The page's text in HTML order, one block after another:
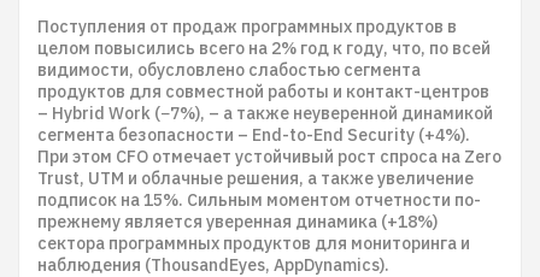
Поступления от продаж программных продуктов в
целом повысились всего на 2% год к году, что, по всей
видимости, обусловлено слабостью сегмента
продуктов для совместной работы и контакт-центров
– Hybrid Work (−7%), – а также неуверенной динамикой
сегмента безопасности – End-to-End Security (+4%).
При этом CFO отмечает устойчивый рост спроса на Zero
Trust, UTM и облачные решения, а также увеличение
подписок на 15%. Сильным моментом отчетности по-
прежнему является уверенная динамика (+18%)
сектора программных продуктов для мониторинга и
наблюдения (ThousandEyes, AppDynamics).